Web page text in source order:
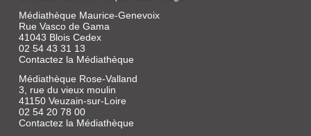
une
vie
tranquille
avec
sa
mère
dans
un
village.
Un
jour,
après
dieu
!
Dis
à
mon
papa
qu'il
faut
qu'il
rentre
vite
!
Médiathèque Maurice-Genevoix
Rue Vasco de Gama
41043 Blois Cedex
02 54 43 31 13
Contactez la Médiathèque
Médiathèque Rose-Valland
3, rue du vieux moulin
41150 Veuzain-sur-Loire
02 54 20 78 00
Contactez la Médiathèque